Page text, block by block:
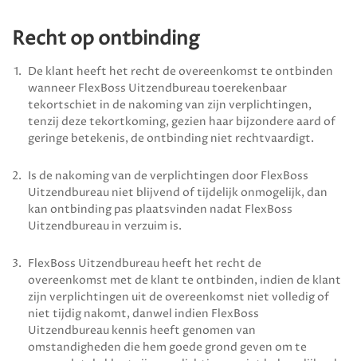
Recht op ontbinding
De klant heeft het recht de overeenkomst te ontbinden
wanneer FlexBoss Uitzendbureautoerekenbaar
tekortschiet in de nakoming van zijn verplichtingen,
tenzij deze tekortkoming, gezien haar bijzondere aard of
geringe betekenis, de ontbinding niet rechtvaardigt.
Is de nakoming van de verplichtingen door FlexBoss
Uitzendbureau niet blijvend of tijdelijk onmogelijk, dan
kan ontbinding pas plaatsvinden nadat FlexBoss
Uitzendbureau in verzuim is.
FlexBoss Uitzendbureau heeft het recht de
overeenkomst met de klant te ontbinden, indien de klant
zijn verplichtingen uit de overeenkomst niet volledig of
niet tijdig nakomt, danwel indien FlexBoss
Uitzendbureau kennis heeft genomen van
omstandigheden die hem goede grond geven om te